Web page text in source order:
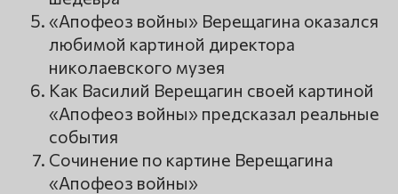
«Апофеоз войны» Верещагина оказался
любимой картиной директора
николаевского музея
Как Василий Верещагин своей картиной
«Апофеоз войны» предсказал реальные
события
Сочинение по картине Верещагина
«Апофеоз войны»